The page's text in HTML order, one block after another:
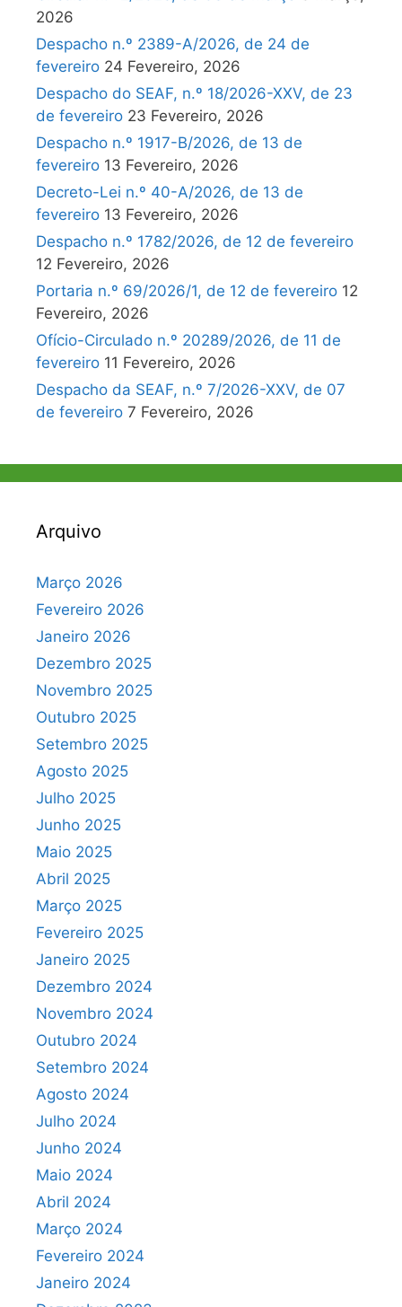
2026
Despacho n.º 2389-A/2026, de 24 de
fevereiro 24 Fevereiro, 2026
Despacho do SEAF, n.º 18/2026-XXV, de 23
de fevereiro 23 Fevereiro, 2026
Despacho n.º 1917-B/2026, de 13 de
fevereiro 13 Fevereiro, 2026
Decreto-Lei n.º 40-A/2026, de 13 de
fevereiro 13 Fevereiro, 2026
Despacho n.º 1782/2026, de 12 de fevereiro
12 Fevereiro, 2026
Portaria n.º 69/2026/1, de 12 de fevereiro 12
Fevereiro, 2026
Ofício-Circulado n.º 20289/2026, de 11 de
fevereiro 11 Fevereiro, 2026
Despacho da SEAF, n.º 7/2026-XXV, de 07
de fevereiro 7 Fevereiro, 2026
Arquivo
Março 2026
Fevereiro 2026
Janeiro 2026
Dezembro 2025
Novembro 2025
Outubro 2025
Setembro 2025
Agosto 2025
Julho 2025
Junho 2025
Maio 2025
Abril 2025
Março 2025
Fevereiro 2025
Janeiro 2025
Dezembro 2024
Novembro 2024
Outubro 2024
Setembro 2024
Agosto 2024
Julho 2024
Junho 2024
Maio 2024
Abril 2024
Março 2024
Fevereiro 2024
Janeiro 2024